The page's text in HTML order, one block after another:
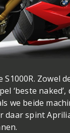
Zowel
‘beste
we beide
spint